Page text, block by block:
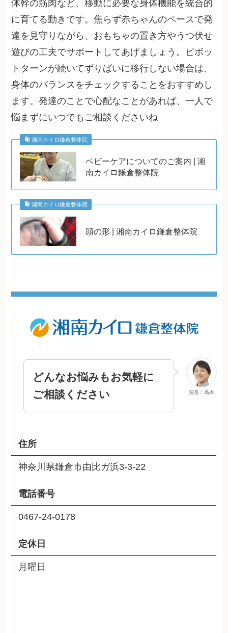
体幹の筋肉など、移動に必要な身体機能を統合的
に育てる動きです。焦らず赤ちゃんのペースで発
達を見守りながら、おもちゃの置き方やうつ伏せ
遊びの工夫でサポートしてあげましょう。ピボッ
トターンが続いてずりばいに移行しない場合は、
身体のバランスをチェックすることをおすすめし
ます。発達のことで心配なことがあれば、一人で
悩まずにいつでもご相談くださいね
湘南カイロ鎌倉整体院
ベビーケアについてのご案内 | 湘
南カイロ鎌倉整体院
湘南カイロ鎌倉整体院
頭の形 | 湘南カイロ鎌倉整体院
院長：高木
どんなお悩みもお気軽に
ご相談ください
住所
神奈川県鎌倉市由比ガ浜3-3-22
電話番号
0467-24-0178
定休日
月曜日